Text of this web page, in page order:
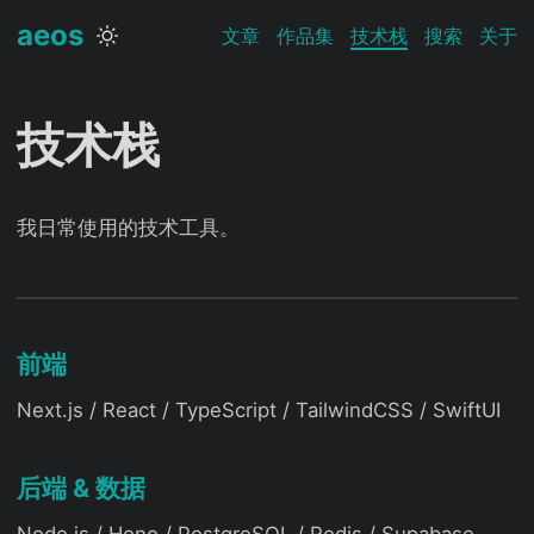
aeos 文章 作品集 技术栈 搜索 关于
技术栈
我日常使用的技术工具。
前端
Next.js / React / TypeScript / TailwindCSS / SwiftUI
后端 & 数据